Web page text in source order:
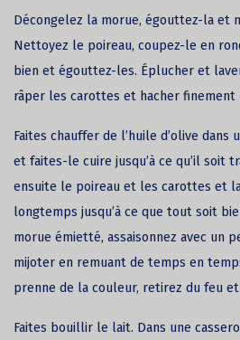
Décongelez la morue, égouttez-la et
Nettoyez le poireau, coupez-le en
bien et égouttez-les. Éplucher et
râper les carottes et hacher finement
Faites chauffer de l’huile d’olive dans
et faites-le cuire jusqu’à ce qu’il soit
ensuite le poireau et les carottes et
longtemps jusqu’à ce que tout soit
morue émietté, assaisonnez avec un
mijoter en remuant de temps en
prenne de la couleur, retirez du feu
Faites bouillir le lait. Dans une